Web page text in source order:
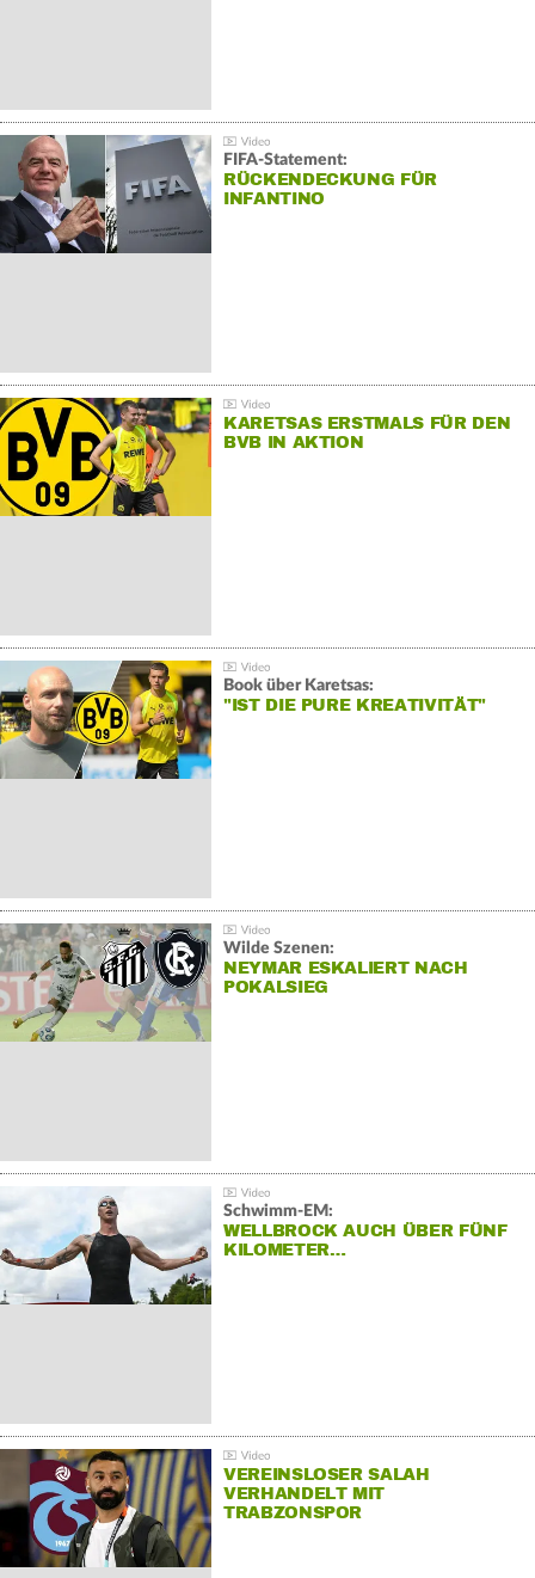
FIFA-Statement:
RÜCKENDECKUNG FÜR
INFANTINO
KARETSAS ERSTMALS FÜR DEN
BVB IN AKTION
Book über Karetsas:
"IST DIE PURE KREATIVITÄT"
Wilde Szenen:
NEYMAR ESKALIERT NACH
POKALSIEG
Schwimm-EM:
WELLBROCK AUCH ÜBER FÜNF
KILOMETER…
VEREINSLOSER SALAH
VERHANDELT MIT
TRABZONSPOR